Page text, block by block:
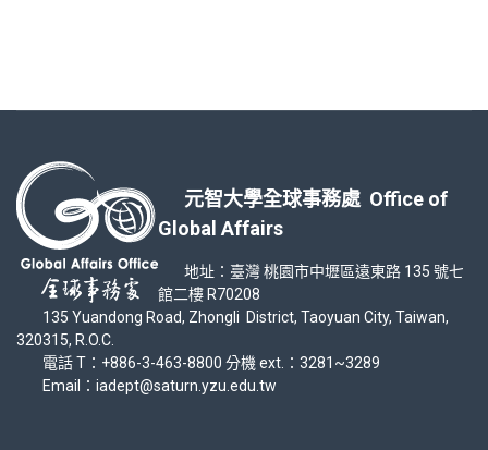
元智大學全球事務處 Office of
Global Affairs
地址：臺灣 桃園市中壢區遠東路 135 號七
館二樓 R70208
135 Yuandong Road, Zhongli District, Taoyuan City, Taiwan,
320315, R.O.C.
電話 T：+886-3-463-8800 分機 ext.：3281~3289
Email：iadept@saturn.yzu.edu.tw